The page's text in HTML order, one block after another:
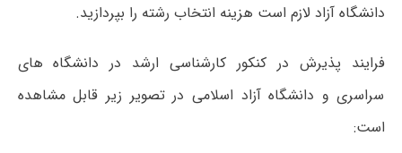
دانشگاه آزاد لازم است هزینه انتخاب رشته را بپردازید.
فرایند پذیرش در کنکور کارشناسی ارشد در دانشگاه های
سراسری و دانشگاه آزاد اسلامی در تصویر زیر قابل مشاهده
است: